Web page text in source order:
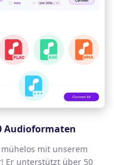
Audioformaten
mit unserem
Er unterstützt über 50